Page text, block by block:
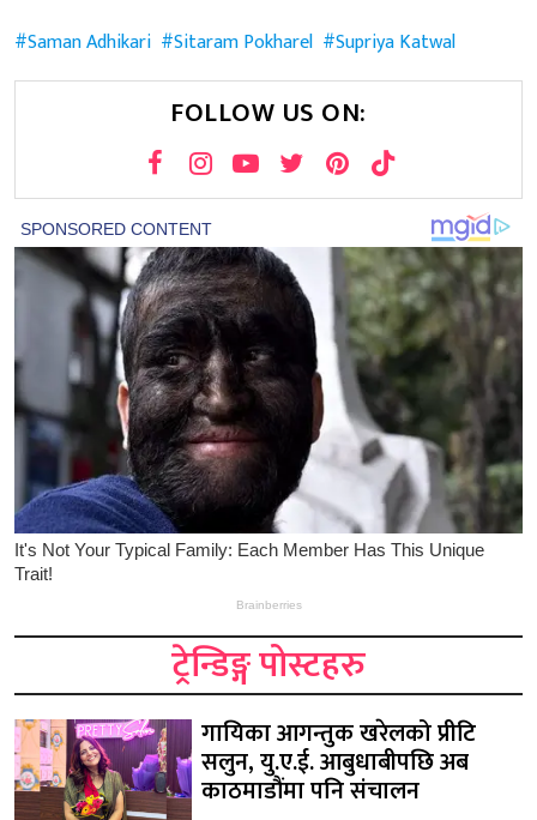
Saman Adhikari Sitaram Pokharel Supriya Katwal
FOLLOW US ON:
ट्रेन्डिङ्ग पोस्टहरु
गायिका आगन्तुक खरेलको प्रीटि
सलुन, यु.ए.ई. आबुधाबीपछि अब
काठमाडौंमा पनि संचालन